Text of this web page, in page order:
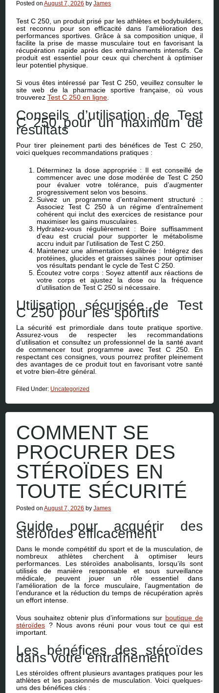
Posted onAugust 7, 2026 byJames
Test C 250, un produit prisé par les athlètes et bodybuilders,
est reconnu pour son efficacité dans l’amélioration des
performances sportives. Grâce à sa composition unique, il
facilite la prise de masse musculaire tout en favorisant la
récupération rapide après des entraînements intensifs. Ce
produit est essentiel pour ceux qui cherchent à optimiser
leur potentiel physique.
Si vous êtes intéressé par Test C 250, veuillez consulter le
site web de la pharmacie sportive française, où vous
trouverezTest C 250 en ligne
Conseils d’utilisation de Test
C 250 pour un maximum de
résultats
Pour tirer pleinement parti des bénéfices de Test C 250,
voici quelques recommandations pratiques :
Déterminez la dose appropriée : Il est conseillé de
commencer avec une dose modérée de Test C 250
pour évaluer votre tolérance, puis d’augmenter
progressivement selon vos besoins.
Suivez un programme d’entraînement structuré :
Associez Test C 250 à un régime d’entraînement
cohérent qui inclut des exercices de resistance pour
maximiser les gains musculaires.
Hydratez-vous régulièrement : Boire suffisamment
d’eau est crucial pour supporter le métabolisme
accru induit par l’utilisation de Test C 250.
Maintenez une alimentation équilibrée : Intégrez des
protéines, glucides et graisses saines pour optimiser
vos résultats pendant le cycle de Test C 250.
Écoutez votre corps : Soyez attentif aux réactions de
votre corps et ajustez la dose ou la fréquence
d’utilisation de Test C 250 si nécessaire.
Utilisation sécurisée de Test
C 250 pour les sportifs
La sécurité est primordiale dans toute pratique sportive.
Assurez-vous de respecter les recommandations
d’utilisation et consultez un professionnel de la santé avant
de commencer tout programme avec Test C 250. En
respectant ces consignes, vous pourrez profiter pleinement
des avantages de ce produit tout en favorisant votre santé
et votre bien-être général.
Filed Under: Uncategorized
COMMENT SE
PROCURER DES
STÉROÏDES EN
TOUTE SÉCURITÉ
Posted onAugust 7, 2026 byJames
Guide pour acquérir des
stéroïdes efficacement
Dans le monde compétitif du sport et de la musculation, de
nombreux athlètes cherchent à optimiser leurs
performances. Les stéroïdes anabolisants, lorsqu’ils sont
utilisés de manière responsable et sous surveillance
médicale, peuvent jouer un rôle essentiel dans
l’amélioration de la force musculaire, l’augmentation de
l’endurance et la réduction du temps de récupération après
un effort intense.
Vous souhaitez obtenir plus d’informations sur boutique de
stéroïdes ? Nous avons réuni pour vous tout ce qui est
important.
Les bénéfices des stéroïdes
dans votre entraînement
Les stéroïdes offrent plusieurs avantages pratiques pour les
athlètes et les passionnés de musculation. Voici quelques-
uns des bénéfices clés :